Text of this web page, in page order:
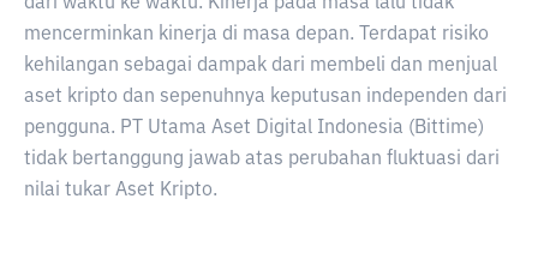
mencerminkan kinerja di masa depan. Terdapat risiko
kehilangan sebagai dampak dari membeli dan menjual
aset kripto dan sepenuhnya keputusan independen dari
pengguna. PT Utama Aset Digital Indonesia (Bittime)
tidak bertanggung jawab atas perubahan fluktuasi dari
nilai tukar Aset Kripto.